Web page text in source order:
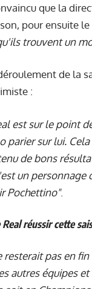
que la
pour ensuite
trouvent un
de la
:
est sur le point
parier sur lui.
de bons
un
Pochettino".
Real réussir cette
resterait pas en
autres équipes